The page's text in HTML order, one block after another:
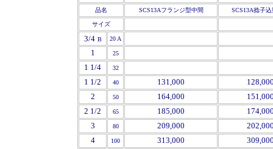
品名 SCS13Aフランジ型中間 SCS13A捻子
サイズ
3/4 B 20 A
1 25
1 1/4 32
1 1/2 40 131,000
2
50 164,000
2 1/2
65 185,000
3
80 209,000
4
100 313,000